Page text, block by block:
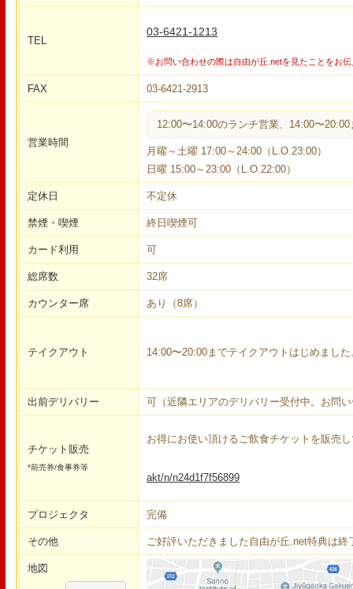
TEL
03-6421-1213
※お問い合わせの際は自由が丘.netを見たことをお
FAX 03-6421-2913
営業時間
12:00〜14:00のランチ営業、14:00〜
月曜～土曜 17:00～24:00（L.O.23:00）
日曜 15:00～23:00（L.O.22:00）
定休日 不定休
禁煙・喫煙 終日喫煙可
カード利用 可
総席数 32席
カウンター席 あり（8席）
テイクアウト 14:00〜20:00までテイクアウトはじめました
出前デリバリー 可（近隣エリアのデリバリー受付中。お問
チケット販売
*前売券/食事券等
お得にお使い頂けるご飲食チケットを販売
akt/n/n24d1f7f56899
プロジェクタ 完備
その他 ご好評いただきました自由が丘.net特典は終
地図